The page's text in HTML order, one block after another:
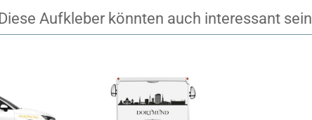
Diese Aufkleber könnten auch interessant sein